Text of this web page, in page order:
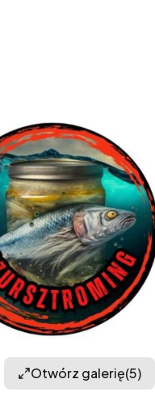
Otwórz galerię(5)